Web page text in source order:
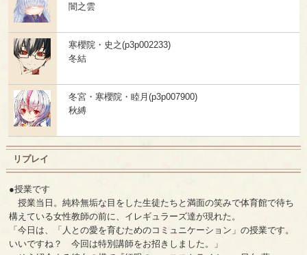
闇之雲
寒櫻院・史之(p3p002233)
冬結
冬宮・寒櫻院・睦月(p3p007900)
秋縛
リプレイ
●授業です
授業当日。純粋無垢な目をした生徒たちと満面の笑みで体育館で待ち
構えている女性教師の前に、イレギュラーズ達が現れた。
「今日は、「人との愛を育むためのコミュニケーション」の授業です。
いいですね？ 今回は特別講師をお招きしました。」